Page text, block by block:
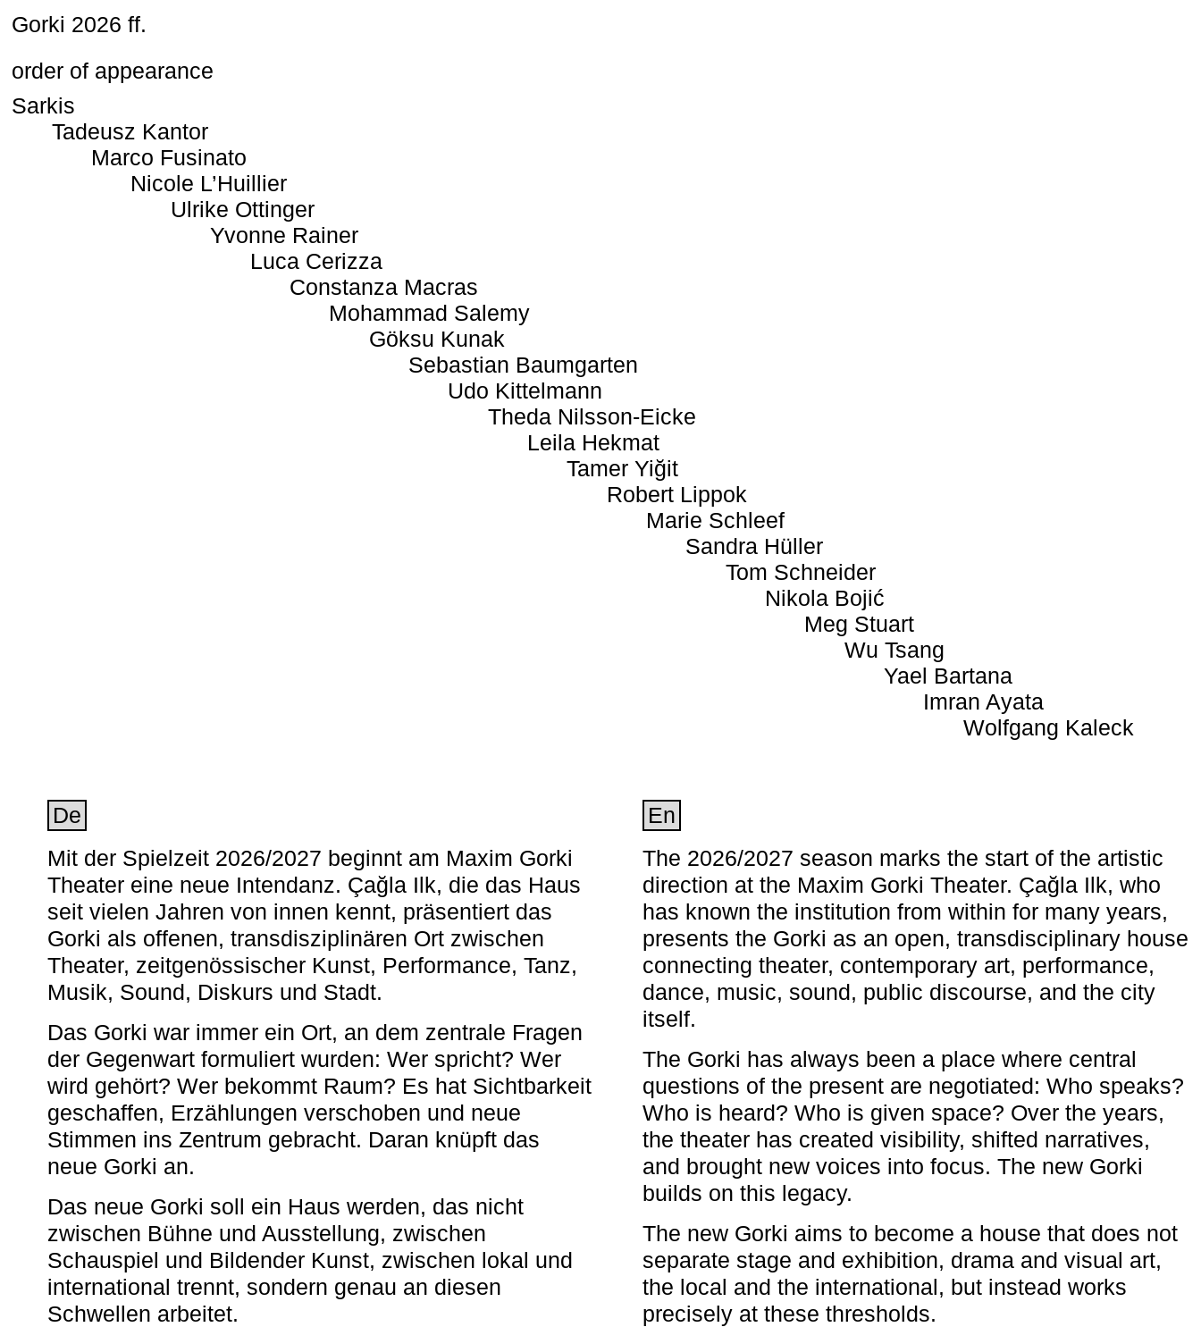
Gorki 2026 ff.
order of appearance
Sarkis
Tadeusz Kantor
Marco Fusinato
Nicole L’Huillier
Ulrike Ottinger
Yvonne Rainer
Luca Cerizza
Constanza Macras
Mohammad Salemy
Göksu Kunak
Sebastian Baumgarten
Udo Kittelmann
Theda Nilsson-Eicke
Leila Hekmat
Tamer Yiğit
Robert Lippok
Marie Schleef
Sandra Hüller
Tom Schneider
Nikola Bojić
Meg Stuart
Wu Tsang
Yael Bartana
Imran Ayata
Wolfgang Kaleck
De
Mit der Spielzeit 2026/2027 beginnt am Maxim Gorki
Theater eine neue Intendanz. Çağla Ilk, die das Haus
seit vielen Jahren von innen kennt, präsentiert das
Gorki als offenen, transdisziplinären Ort zwischen
Theater, zeitgenössischer Kunst, Performance, Tanz,
Musik, Sound, Diskurs und Stadt.
Das Gorki war immer ein Ort, an dem zentrale Fragen
der Gegenwart formuliert wurden: Wer spricht? Wer
wird gehört? Wer bekommt Raum? Es hat Sichtbarkeit
geschaffen, Erzählungen verschoben und neue
Stimmen ins Zentrum gebracht. Daran knüpft das
neue Gorki an.
Das neue Gorki soll ein Haus werden, das nicht
zwischen Bühne und Ausstellung, zwischen
Schauspiel und Bildender Kunst, zwischen lokal und
international trennt, sondern genau an diesen
Schwellen arbeitet.
En
The 2026/2027 season marks the start of the artistic
direction at the Maxim Gorki Theater. Çağla Ilk, who
has known the institution from within for many years,
presents the Gorki as an open, transdisciplinary house
connecting theater, contemporary art, performance,
dance, music, sound, public discourse, and the city
itself.
The Gorki has always been a place where central
questions of the present are negotiated: Who speaks?
Who is heard? Who is given space? Over the years,
the theater has created visibility, shifted narratives,
and brought new voices into focus. The new Gorki
builds on this legacy.
The new Gorki aims to become a house that does not
separate stage and exhibition, drama and visual art,
the local and the international, but instead works
precisely at these thresholds.